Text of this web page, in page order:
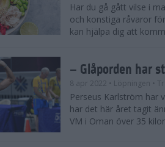
Har du gå gått vilse i
och konstiga råvaror
kan hjälpa dig att
– Glåporden har
8 apr 2022 • Löpningen •
Perseus Karlström har
har det här året tagit
VM i Oman över 35